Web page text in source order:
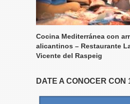
Cocina Mediterránea con
alicantinos – Restaurante
Vicente del Raspeig
DATE A CONOCER CON